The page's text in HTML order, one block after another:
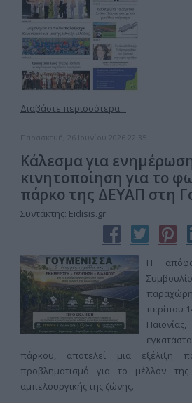
Διαβάστε περισσότερα...
Παρασκευή, 26 Ιουνίου 2026 22:35
Κάλεσμα για
κινητοποίηση για το
πάρκο της ΔΕΥΑΠ στη
Συντάκτης: Eidisis.gr
Η
περίπου
πάρκου, αποτελεί μια εξέλιξη
προβληματισμό για το μέλλον της
αμπελουργικής της ζώνης.